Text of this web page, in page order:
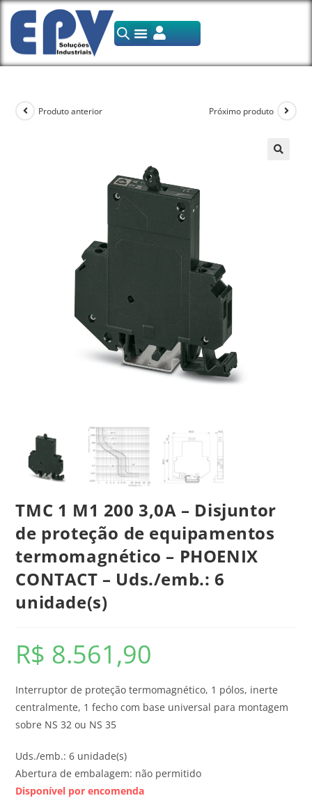
Produto anterior Próximo produto
TMC 1 M1 200 3,0A – Disjuntor
de proteção de equipamentos
termomagnético – PHOENIX
CONTACT – Uds./emb.: 6
unidade(s)
R$ 8.561,90
Interruptor de proteção termomagnético, 1 pólos, inerte
centralmente, 1 fecho com base universal para montagem
sobre NS 32 ou NS 35
Uds./emb.: 6 unidade(s)
Abertura de embalagem: não permitido
Disponível por encomenda